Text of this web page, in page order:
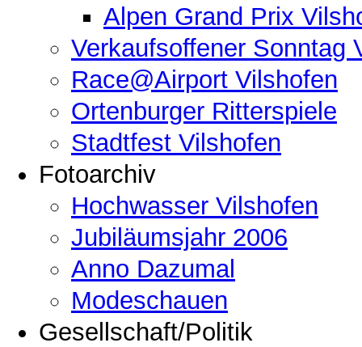
Alpen Grand Prix
Verkaufsoffener Sonntag
Race@Airport Vilshofen
Ortenburger Ritterspiele
Stadtfest Vilshofen
Fotoarchiv
Hochwasser Vilshofen
Jubiläumsjahr 2006
Anno Dazumal
Modeschauen
Gesellschaft/Politik